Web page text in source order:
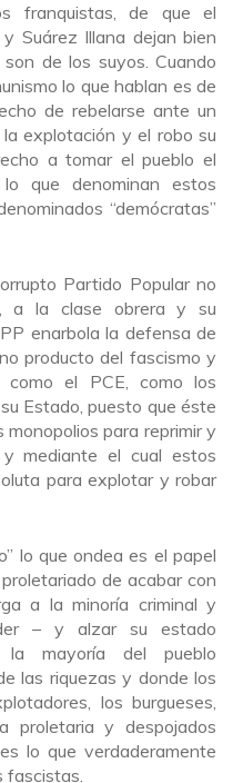
franquistas, de que el
Suárez Illana dejan bien
de los suyos. Cuando
lo que hablan es de
de rebelarse ante un
explotación y el robo su
a tomar el pueblo el
que denominan estos
“demócratas”
Partido Popular no
a la clase obrera y su
enarbola la defensa de
producto del fascismo y
el PCE, como los
Estado, puesto que éste
para reprimir y
mediante el cual estos
para explotar y robar
lo que ondea es el papel
de acabar con
a la minoría criminal y
– y alzar su estado
la mayoría del pueblo
las riquezas y donde los
los burgueses,
proletaria y despojados
lo que verdaderamente
fascistas.